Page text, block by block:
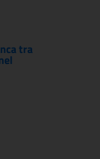
tra